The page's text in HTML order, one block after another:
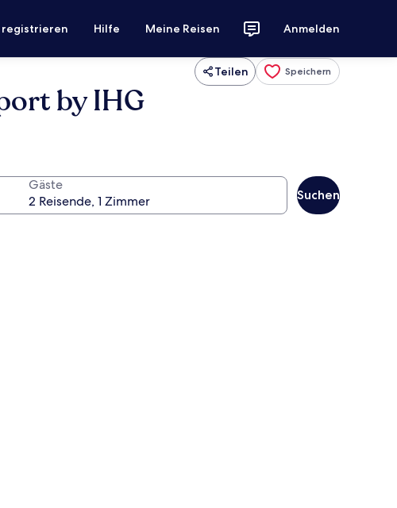
Hilfe Meine Reisen Anmelden
Teilen Speichern
by IHG
Gäste
Suchen